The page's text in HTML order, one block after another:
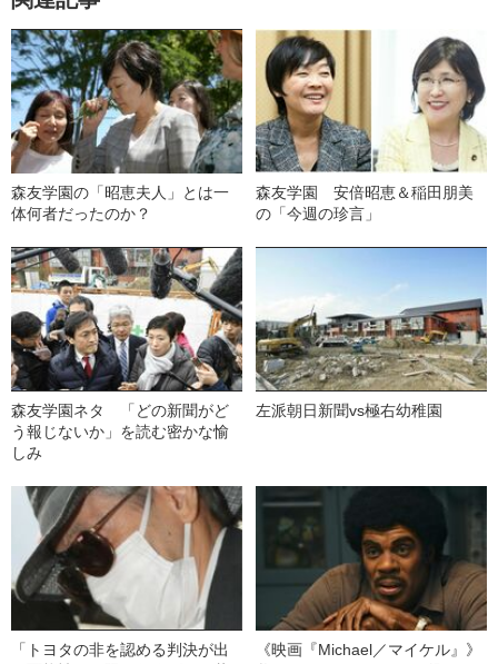
森友学園の「昭恵夫人」とは一
体何者だったのか？
森友学園 安倍昭恵＆稲田朋美
の「今週の珍言」
森友学園ネタ 「どの新聞がど
う報じないか」を読む密かな愉
しみ
左派朝日新聞vs極右幼稚園
「トヨタの非を認める判決が出
《映画『Michael／マイケル』》